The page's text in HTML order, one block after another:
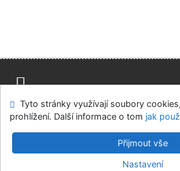
Mapa stránek Přístupnost
Soukromí
Modul OpenSearch
Napište nám
Univerzitní knihovna - Univerzita
v.4.8.63a-
Tyto stránky využívají soubory
prohlížení. Další informace o tom jak
Přijmout vše
Nastavení